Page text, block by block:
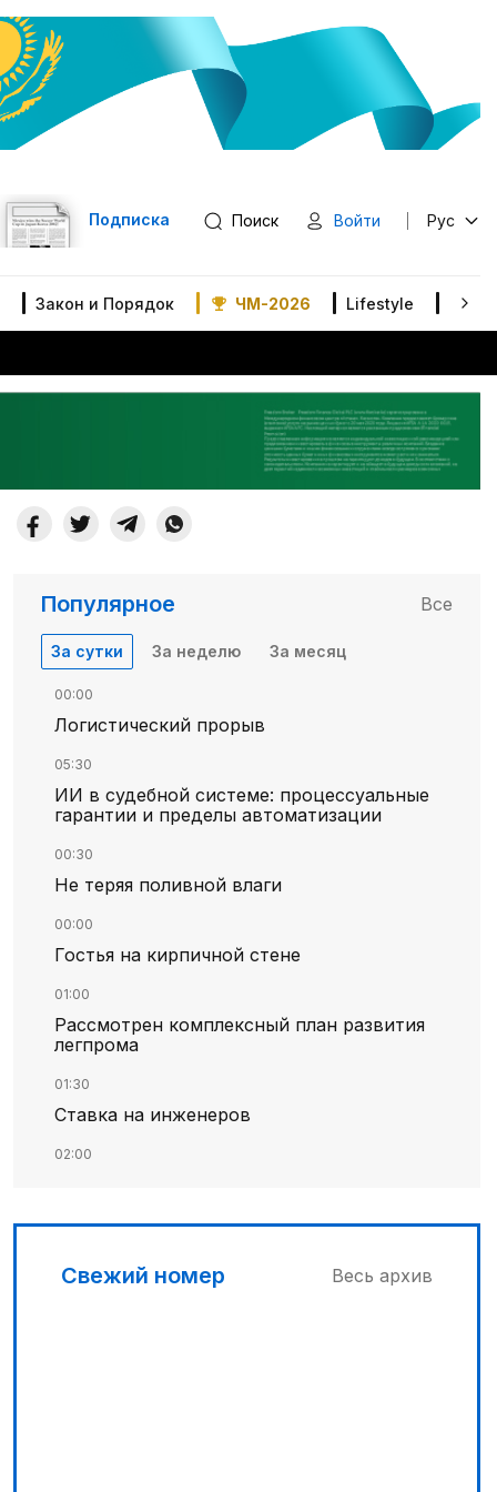
Подписка Поиск Войти Рус
Закон и Порядок ЧМ-2026 Lifestyle В
Популярное Все
За сутки За неделю За месяц
00:00
Логистический прорыв
05:30
ИИ в судебной системе: процессуальные
гарантии и пределы автоматизации
00:30
Не теряя поливной влаги
00:00
Гостья на кирпичной стене
01:00
Рассмотрен комплексный план развития
легпрома
01:30
Ставка на инженеров
02:00
02:30
Свежий номер Весь архив